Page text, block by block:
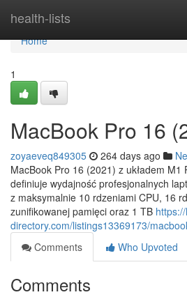
health-lists
Home
Home
1
MacBook Pro 16
zoyaeveq849305 264 days ago
MacBook Pro 16 (2021) z układem
definiuje wydajność profesjonalnych
z maksymalnie 10 rdzeniami CPU, 16
zunifikowanej pamięci oraz 1 TB
directory.com/listings13369173/
Comments
Who Upvoted
Comments